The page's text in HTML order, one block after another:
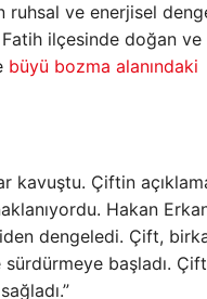
ruhsal ve enerjisel
ilçesinde doğan ve
büyü bozma alanındaki
kavuştu. Çiftin
Hakan
dengeledi. Çift,
başladı.